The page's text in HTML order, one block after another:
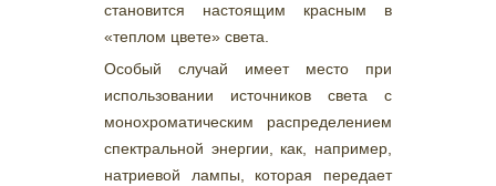
становится настоящим красным в
«теплом цвете» света.
Особый случай имеет место при
использовании источников света с
монохроматическим распределением
спектральной энергии, как, например,
натриевой лампы, которая передает